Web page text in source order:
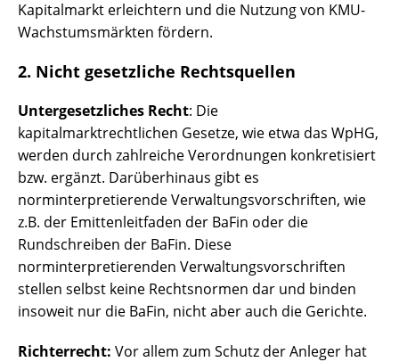
Kapitalmarkt erleichtern und die Nutzung von KMU-
Wachstumsmärkten fördern.
2. Nicht gesetzliche Rechtsquellen
Untergesetzliches Recht: Die
kapitalmarktrechtlichen Gesetze, wie etwa das WpHG,
werden durch zahlreiche Verordnungen konkretisiert
bzw. ergänzt. Darüberhinaus gibt es
norminterpretierende Verwaltungsvorschriften, wie
z.B. der Emittenleitfaden der BaFin oder die
Rundschreiben der BaFin. Diese
norminterpretierenden Verwaltungsvorschriften
stellen selbst keine Rechtsnormen dar und binden
insoweit nur die BaFin, nicht aber auch die Gerichte.
Richterrecht: Vor allem zum Schutz der Anleger hat